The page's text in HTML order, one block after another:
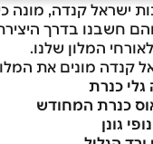
חשבנו בדרך
המלון שלנו.
קנדה מונים את
גלי כנרת
כנרת המחודש
גונן